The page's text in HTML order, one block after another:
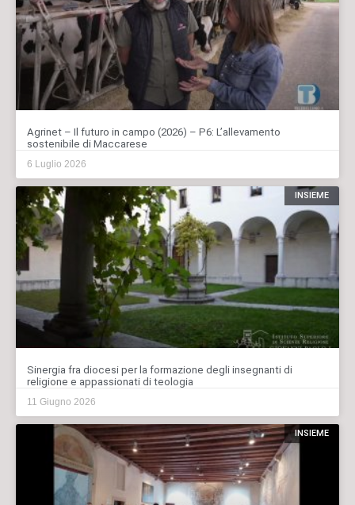
Agrinet – Il futuro in campo (2026) – P6: L’allevamento
sostenibile di Maccarese
6 Luglio 2026
INSIEME
Sinergia fra diocesi per la formazione degli insegnanti di
religione e appassionati di teologia
11 Giugno 2026
INSIEME